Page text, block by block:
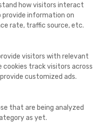
how visitors interact
provide information on
rate, traffic source, etc.
visitors with relevant
cookies track visitors across
customized ads.
that are being analyzed
as yet.